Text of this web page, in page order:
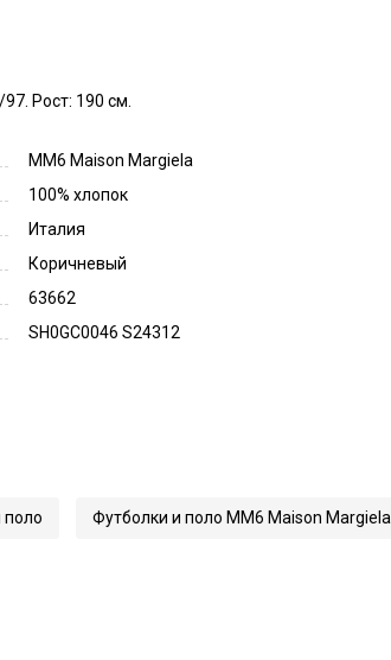
Рост: 190 см.
MM6 Maison Margiela
100% хлопок
Италия
Коричневый
63662
SH0GC0046 S24312
поло Футболки и поло MM6 Maison Margiela